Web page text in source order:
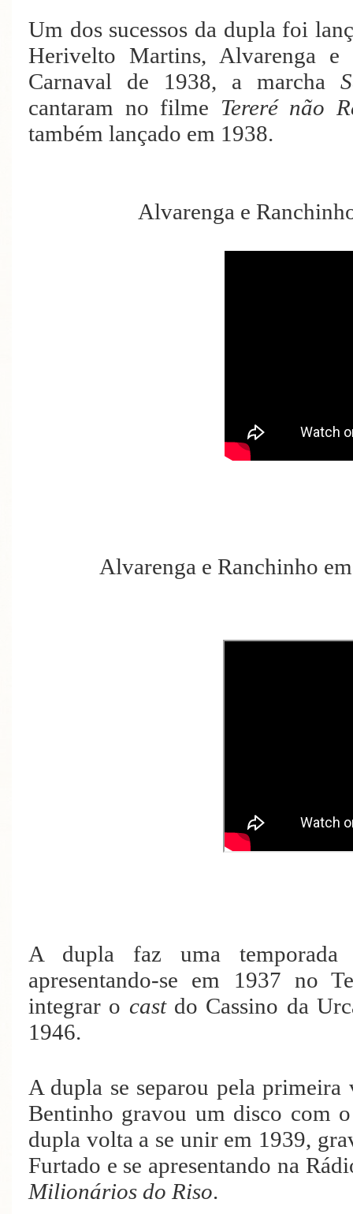
Um dos sucessos da dupla foi
Herivelto Martins, Alvarenga
Carnaval de 1938, a marcha
cantaram no filme Tereré não
também lançado em 1938.
Alvarenga e
Alvarenga e Ranchinho
A dupla faz uma temporada
apresentando-se em 1937 no
integrar o castdo Cassino da
1946.
A dupla se separou pela
Bentinho gravou um disco com
dupla volta a se unir em 1939,
Furtado e se apresentando na
Milionários do Riso.